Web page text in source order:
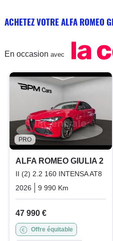
ACHETEZ VOTRE ALFA ROMEO
En occasion avec
PRO
ALFA ROMEO GIULIA 2
II (2) 2.2 160 INTENSA AT8
2026
9 990 Km
47 990 €
Offre équitable